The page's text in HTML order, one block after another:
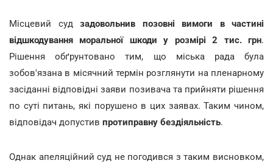
Місцевий суд задовольнив позовні вимоги в частині
відшкодування моральної шкоди у розмірі 2 тис. грн.
Рішення обґрунтовано тим, що міська рада була
зобов'язана в місячний термін розглянути на пленарному
засіданні відповідні заяви позивача та прийняти рішення
по суті питань, які порушено в цих заявах. Таким чином,
відповідач допустив протиправну бездіяльність.
Однак апеляційний суд не погодився з таким висновком,